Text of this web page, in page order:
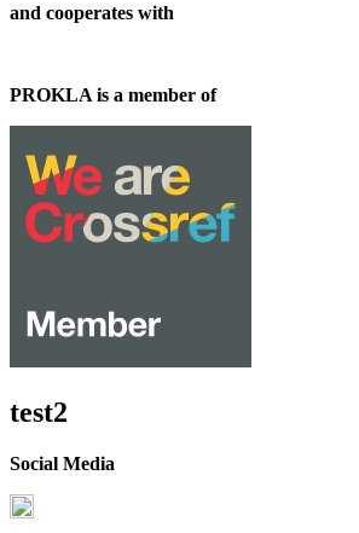
and cooperates with
PROKLA is a member of
test2
Social Media